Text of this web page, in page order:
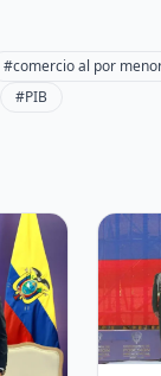
#comercio al por
#PIB